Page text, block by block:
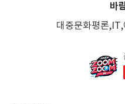
바
대중문화평론,IT,